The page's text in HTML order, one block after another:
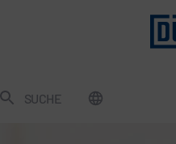
SUCHE